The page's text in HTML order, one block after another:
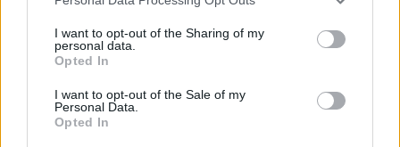
not limited to your visit or usage behaviour. You may click to
grant or deny consent to Google and its third-party tags to
use your data for below specified purposes in below Google
consent section.
I want to opt-out of the Sharing of my
personal data.
Opted In
I want to opt-out of the Sale of my
Personal Data.
Opted In
cuestan menos de 3 millones y promedian más de 4 puntos por partido.